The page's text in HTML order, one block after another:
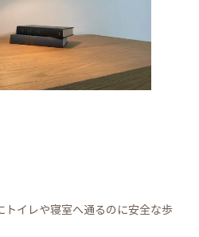
トイレや寝室へ通るのに安全な歩